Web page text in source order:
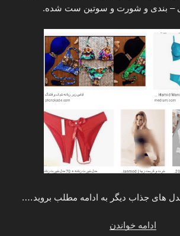
– بندی و شورت و سوتین ست شده.
های جذاب دیگر به ادامه مطلب بروید….
ادامه خواندن